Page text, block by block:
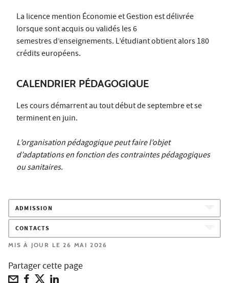
La licence mention Économie et Gestion est délivrée
lorsque sont acquis ou validés les 6
semestres d’enseignements. L’étudiant obtient alors 180
crédits européens.
CALENDRIER PÉDAGOGIQUE
Les cours démarrent au tout début de septembre et se
terminent en juin.
L’organisation pédagogique peut faire l’objet
d’adaptations en fonction des contraintes pédagogiques
ou sanitaires.
ADMISSION
CONTACTS
MIS À JOUR LE 26 MAI 2026
Partager cette page